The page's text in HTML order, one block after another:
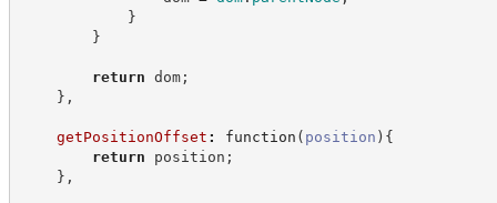
}
}
return dom;
} ,
getPositionOffset : function ( position ) {
return position ;
} ,